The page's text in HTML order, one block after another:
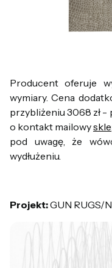
Producent oferuje
wymiary. Cena
przybliżeniu 3068 zł
o kontakt mailowy
pod uwagę, że
wydłużeniu.
Projekt:GUN RUGS/